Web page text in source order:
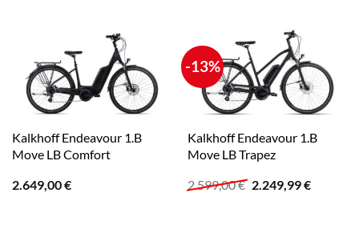
Kalkhoff Endeavour 1.B
Move LB Comfort
2.649,00€
-13%
Kalkhoff Endeavour 1.B
Move LB Trapez
2.599,00€ Ursprünglicher
2.249,99€